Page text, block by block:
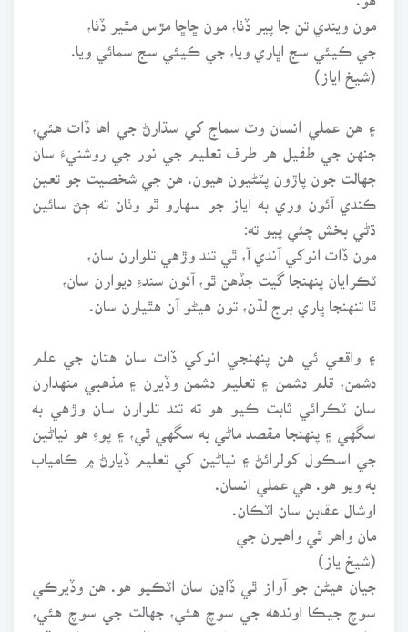
مون ويندي تن جا پير ڏٺا، مون ڇاڇا مڙس مٿير ڏٺا،
جي ڪيئي سج اڀاري ويا، جي ڪيئي سج سمائي ويا.
(شيخ اياز)
۽ هن عملي انسان وٽ سماج کي سڌارڻ جي اها ڏات هئي،
جنهن جي طفيل هر طرف تعليم جي نور جي روشنيءَ سان
جهالت جون پاڙون پٽڻيون هيون. هن جي شخصيت جو تعين
ڪندي آئون وري به اياز جو سهارو ٿو وٺان ته ڄڻ سائين
ڌڻي بخش چئي پيو ته:
مون ڏات انوکي آندي آ، ٿي تند وڙهي تلوارن سان،
ٽڪرايان پنهنجا گيت جڏهن ٿو، آئون سندءِ ديوارن سان،
ٿا تنهنجا ڀاري برج لڏن، تون هيڻو آن هٿيارن سان.
۽ واقعي ئي هن پنهنجي انوکي ڏات سان هتان جي علم
دشمن، قلم دشمن ۽ تعليم دشمن وڏيرن ۽ مذهبي منهدارن
سان ٽڪرائي ثابت ڪيو هو ته تند تلوارن سان وڙهي به
سگهي ۽ پنهنجا مقصد ماڻي به سگهي ٿي، ۽ پوءِ هو نياڻين
جي اسڪول کولرائڻ ۽ نياڻين کي تعليم ڏيارڻ ۾ ڪامياب
به ويو هو. هي عملي انسان.
اوشال عقابن سان اٽڪان.
مان واهر ٿي واهيرن جي
(شيخ ياز)
جيان هيڻن جو آواز ٿي ڏاڍن سان اٽڪيو هو. هن وڏيرڪي
سوچ جيڪا اوندهه جي سوچ هئي، جهالت جي سوچ هئي،
علم دشمن سوچ هئي، خاص ڪري نياڻين جي تعليم ڏيڻ